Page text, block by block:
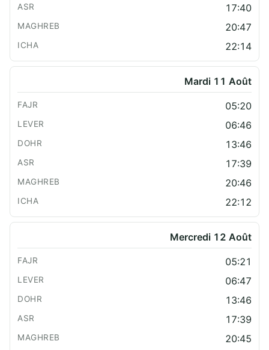
17:40
20:47
22:14
Mardi 11 Août
05:20
06:46
13:46
17:39
20:46
22:12
Mercredi 12 Août
05:21
06:47
13:46
17:39
20:45